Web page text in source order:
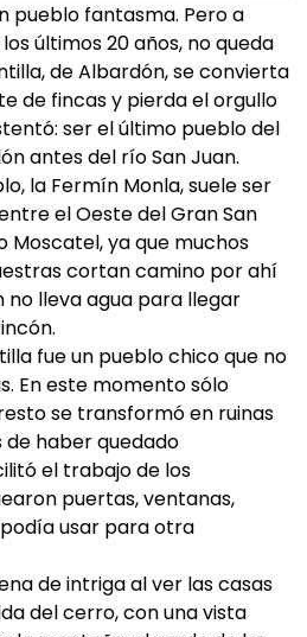
pueblo fantasma. Pero a
últimos 20 años, no queda
de Albardón, se convierta
de fincas y pierda el orgullo
ser el último pueblo del
antes del río San Juan.
la Fermín Monla, suele ser
el Oeste del Gran San
Moscatel, ya que muchos
cortan camino por ahí
no lleva agua para llegar
fue un pueblo chico que no
En este momento sólo
se transformó en ruinas
haber quedado
el trabajo de los
puertas, ventanas,
usar para otra
de intriga al ver las casas
del cerro, con una vista